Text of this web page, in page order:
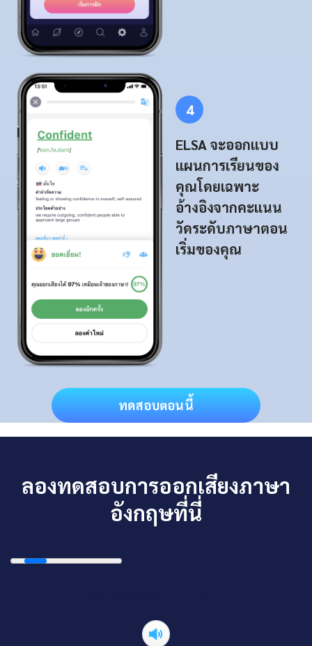
4
ELSA จะออกแบบ
แผนการเรียนของ
คุณโดยเฉพาะ
อ้างอิงจากคะแนน
วัดระดับภาษาตอน
เริ่มของคุณ
ทดสอบตอนนี้
ลองทดสอบการออกเสียงภาษา
อังกฤษที่นี่